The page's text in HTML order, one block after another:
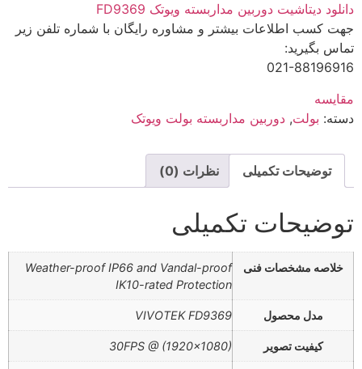
دانلود دیتاشیت دوربین مداربسته ویوتک FD9369
جهت کسب اطلاعات بیشتر و مشاوره رایگان با شماره تلفن زیر
تماس بگیرید:
021-88196916
مقایسه
دسته: بولت, دوربین مداربسته بولت ویوتک
توضیحات تکمیلی نظرات (0)
توضیحات تکمیلی
خلاصه مشخصات فنی
Weather-proof IP66 and Vandal-proof
IK10-rated Protection
مدل محصول VIVOTEK FD9369
کیفیت تصویر 30FPS @ (1920×1080)